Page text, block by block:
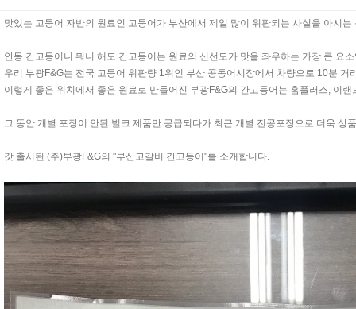
맛있는 고등어 자반의 원료인 고등어가 부산에서 제일 많이 위판되는 사실을 아시
안동 간고등어니 뭐니 해도 간고등어는 원료의 신선도가 맛을 좌우하는 가장 큰 요
우리 부광F&G는 전국 고등어 위판량 1위인 부산 공동어시장에서 차량으로 10분 거
이렇게 좋은 위치에서 좋은 원료로 만들어진 부광F&G의 간고등어는 홈플러스, 이
그 동안 개별 포장이 안된 벌크 제품만 공급되다가 최근 개별 진공포장으로 더욱
갓 출시된 (주)부광F&G의 "부산고갈비 간고등어"를 소개합니다.